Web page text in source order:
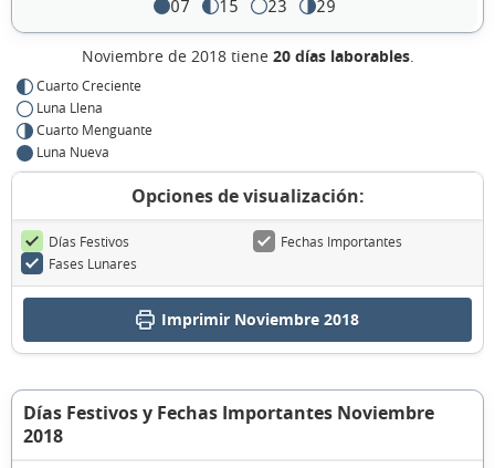
07 15 23 29
Noviembre de 2018 tiene 20 días laborables.
Cuarto Creciente
Luna Llena
Cuarto Menguante
Luna Nueva
Opciones de visualización:
Días Festivos
Fechas Importantes
Fases Lunares
Imprimir Noviembre 2018
Días Festivos y Fechas Importantes Noviembre
2018